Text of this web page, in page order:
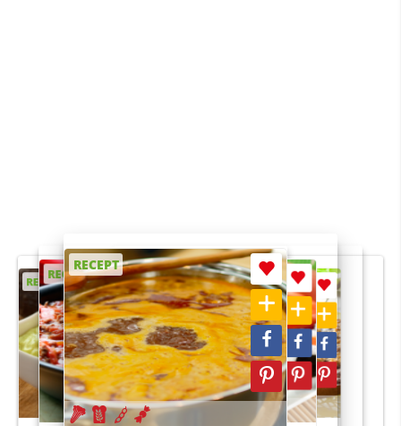
RECEPT
RECEPT
RECEPT
RECEPT
RECEPT